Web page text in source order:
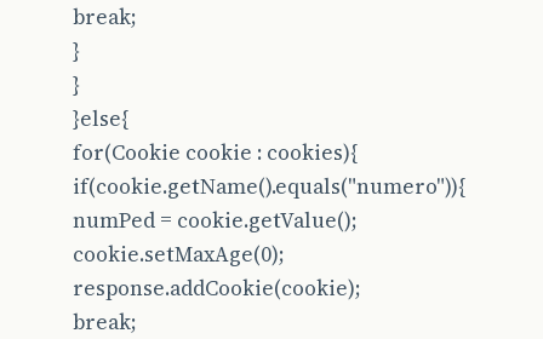
break;
}
}
}else{
for(Cookie cookie : cookies){
if(cookie.getName().equals("numero")){
numPed = cookie.getValue();
cookie.setMaxAge(0);
response.addCookie(cookie);
break;